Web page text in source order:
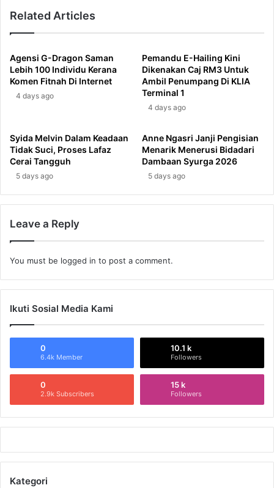
Related Articles
Agensi G-Dragon Saman
Lebih 100 Individu Kerana
Komen Fitnah Di Internet
4 days ago
Pemandu E-Hailing Kini
Dikenakan Caj RM3 Untuk
Ambil Penumpang Di KLIA
Terminal 1
4 days ago
Syida Melvin Dalam Keadaan
Tidak Suci, Proses Lafaz
Cerai Tangguh
5 days ago
Anne Ngasri Janji Pengisian
Menarik Menerusi Bidadari
Dambaan Syurga 2026
5 days ago
Leave a Reply
You must be logged in to post a comment.
Ikuti Sosial Media Kami
0
6.4k Member
10.1 k
Followers
0
2.9k Subscribers
15 k
Followers
Kategori